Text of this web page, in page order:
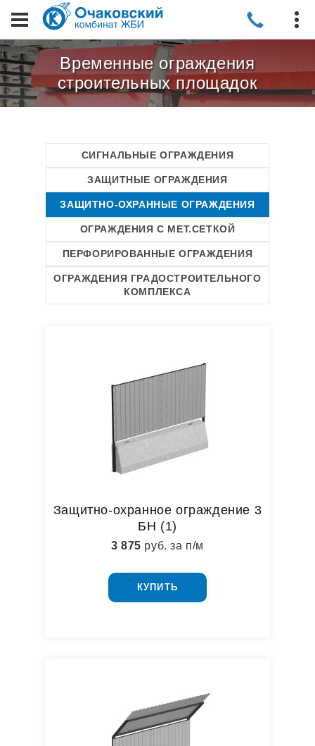
Временные ограждения
строительных площадок
СИГНАЛЬНЫЕ ОГРАЖДЕНИЯ
ЗАЩИТНЫЕ ОГРАЖДЕНИЯ
ЗАЩИТНО-ОХРАННЫЕ ОГРАЖДЕНИЯ
ОГРАЖДЕНИЯ С МЕТ.СЕТКОЙ
ПЕРФОРИРОВАННЫЕ ОГРАЖДЕНИЯ
ОГРАЖДЕНИЯ ГРАДОСТРОИТЕЛЬНОГО
КОМПЛЕКСА
Защитно-охранное ограждение 3
БН (1)
3 875 руб. за п/м
КУПИТЬ